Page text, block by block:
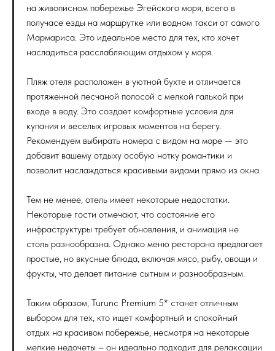
на живописном побережье Эгейского моря, всего в
получасе езды на маршрутке или водном такси от самого
Мармариса. Это идеальное место для тех, кто хочет
насладиться расслабляющим отдыхом у моря.
Пляж отеля расположен в уютной бухте и отличается
протяженной песчаной полосой с мелкой галькой при
входе в воду. Это создает комфортные условия для
купания и веселых игровых моментов на берегу.
Рекомендуем выбирать номера с видом на море — это
добавит вашему отдыху особую нотку романтики и
позволит наслаждаться красивыми видами прямо из окна.
Тем не менее, отель имеет некоторые недостатки.
Некоторые гости отмечают, что состояние его
инфраструктуры требует обновления, и анимация не
столь разнообразна. Однако меню ресторана предлагает
простые, но вкусные блюда, включая мясо, рыбу, овощи и
фрукты, что делает питание сытным и разнообразным.
Таким образом, Turunc Premium 5* станет отличным
выбором для тех, кто ищет комфортный и спокойный
отдых на красивом побережье, несмотря на некоторые
мелкие недочеты – он идеально подходит для релаксации